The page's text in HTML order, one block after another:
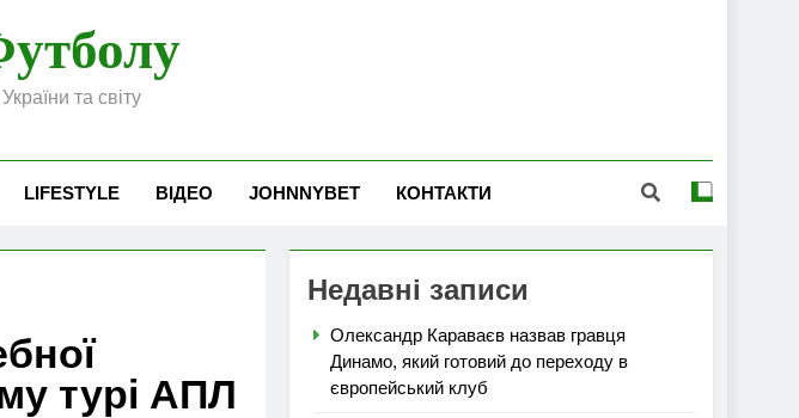
та світу
LIFESTYLE ВІДЕО JOHNNYBET КОНТАКТИ
турі АПЛ
Недавні записи
Олександр Караваєв назвав гравця
Динамо, який готовий до переходу в
європейський клуб